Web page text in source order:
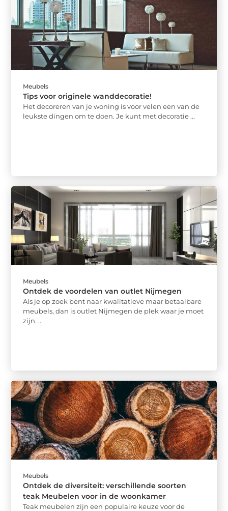
Meubels
Tips voor originele wanddecoratie!
Het decoreren van je woning is voor velen een van de
leukste dingen om te doen. Je kunt met decoratie ...
Meubels
Ontdek de voordelen van outlet Nijmegen
Als je op zoek bent naar kwalitatieve maar betaalbare
meubels, dan is outlet Nijmegen de plek waar je moet
zijn. ...
Meubels
Ontdek de diversiteit: verschillende soorten
teak Meubelen voor in de woonkamer
Teak meubelen zijn een populaire keuze voor de